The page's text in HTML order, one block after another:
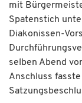
mit
Spatenstich
Diakonissen-
selben Abend
Anschluss